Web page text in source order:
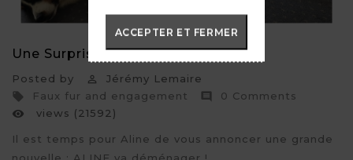
ACCEPTER ET FERMER
Une Surprise Pour La Rentree
Posted by 
Jérémy Lemaire

Faux fur and engagement 
0 Comments
 views (21592)
Il est temps pour Aline de vous annoncer une grande